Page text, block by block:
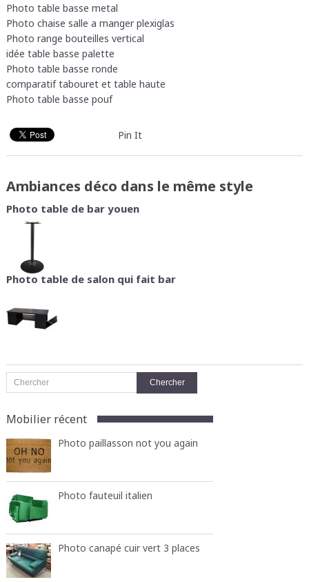
Photo table basse metal
Photo chaise salle a manger plexiglas
Photo range bouteilles vertical
idée table basse palette
Photo table basse ronde
comparatif tabouret et table haute
Photo table basse pouf
Pin It
Ambiances déco dans le même style
Photo table de bar youen
Photo table de salon qui fait bar
Mobilier récent
Photo paillasson not you again
Photo fauteuil italien
Photo canapé cuir vert 3 places